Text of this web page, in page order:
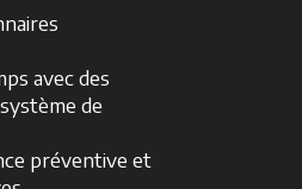
avec des
de
préventive et